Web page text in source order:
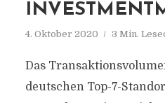
4. Oktober 2020 3 Min.
Das
deutschen Top-7-